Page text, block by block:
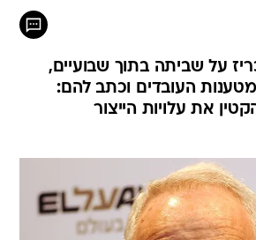
על שביתה בתוך שבועיים,
העובדים וכתב להם:
את עלויות הייצור